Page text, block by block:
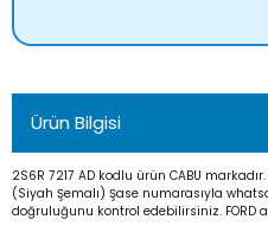
Ürün Bilgisi
2S6R 7217 AD kodlu ürün CABU
(Siyah Şemalı) Şase numarasıyla
doğruluğunu kontrol edebilirsiniz. FORD